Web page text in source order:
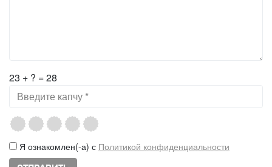
23 + ? = 28
Я ознакомлен(-а) с Политикой конфиденциальности